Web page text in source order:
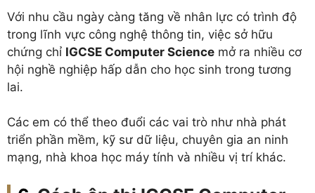
Với nhu cầu ngày càng tăng về nhân lực có trình độ
trong lĩnh vực công nghệ thông tin, việc sở hữu
chứng chỉ IGCSE Computer Science mở ra nhiều cơ
hội nghề nghiệp hấp dẫn cho học sinh trong tương
lai.
Các em có thể theo đuổi các vai trò như nhà phát
triển phần mềm, kỹ sư dữ liệu, chuyên gia an ninh
mạng, nhà khoa học máy tính và nhiều vị trí khác.